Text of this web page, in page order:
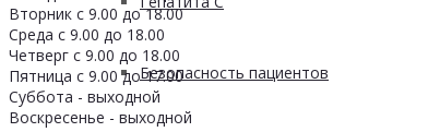
Безопасность пациентов
Вторник с 9.00 до 18.00
Среда с 9.00 до 18.00
Четверг с 9.00 до 18.00
Пятница с 9.00 до 17.00
Суббота - выходной
Воскресенье - выходной